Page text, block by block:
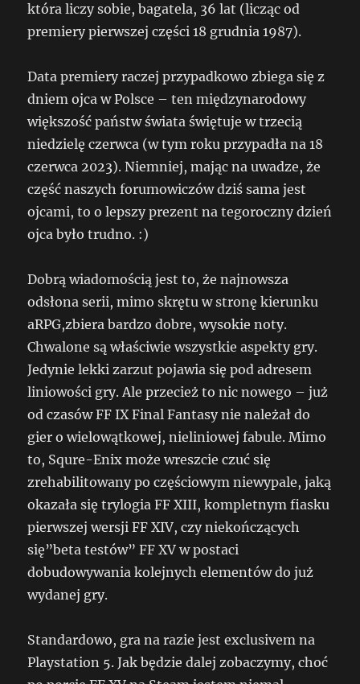
która liczy sobie, bagatela, 36 lat (licząc od
premiery pierwszej części 18 grudnia 1987).
Data premiery raczej przypadkowo zbiega się z
dniem ojca w Polsce – ten międzynarodowy
większość państw świata świętuje w trzecią
niedzielę czerwca (w tym roku przypadła na 18
czerwca 2023). Niemniej, mając na uwadze, że
część naszych forumowiczów dziś sama jest
ojcami, to o lepszy prezent na tegoroczny dzień
ojca było trudno. :)
Dobrą wiadomością jest to, że najnowsza
odsłona serii, mimo skrętu w stronę kierunku
aRPG,zbiera bardzo dobre, wysokie noty.
Chwalone są właściwie wszystkie aspekty gry.
Jedynie lekki zarzut pojawia się pod adresem
liniowości gry. Ale przecież to nic nowego – już
od czasów FF IX Final Fantasy nie należał do
gier o wielowątkowej, nieliniowej fabule. Mimo
to, Squre-Enix może wreszcie czuć się
zrehabilitowany po częściowym niewypale, jaką
okazała się trylogia FF XIII, kompletnym fiasku
pierwszej wersji FF XIV, czy niekończących
się”beta testów” FF XV w postaci
dobudowywania kolejnych elementów do już
wydanej gry.
Standardowo, gra na razie jest exclusivem na
Playstation 5. Jak będzie dalej zobaczymy, choć